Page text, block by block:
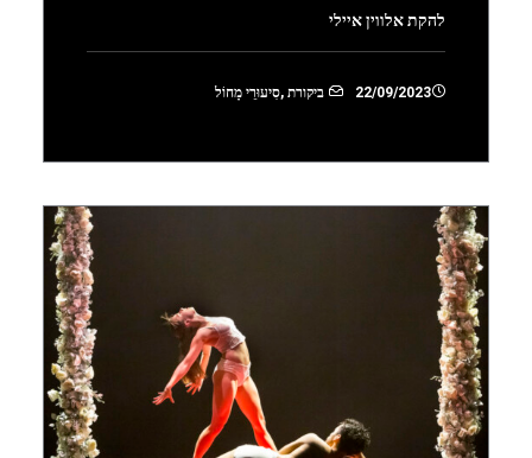
להקת אלווין איילי
22/09/2023 ביקורת ,סִיעוּרֵי מָחוֹל